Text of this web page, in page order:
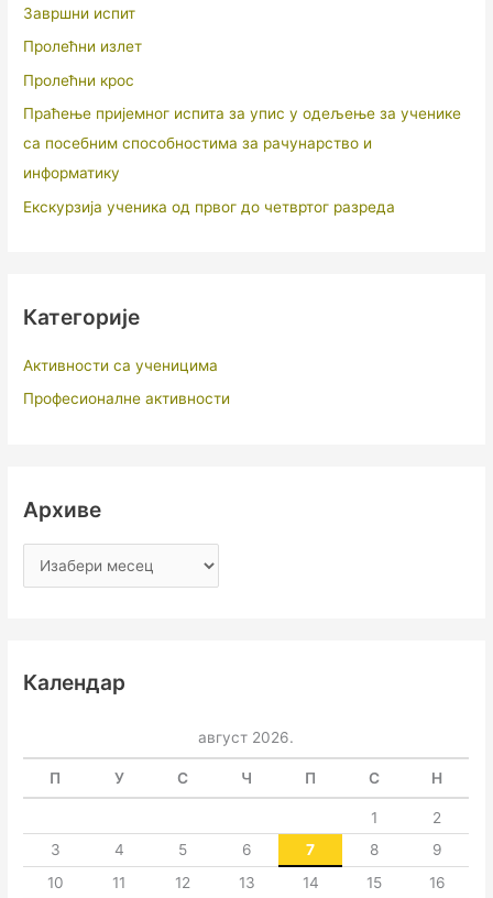
Завршни испит
Пролећни излет
Пролећни крос
Праћење пријемног испита за упис у одељење за ученике
са посебним способностима за рачунарство и
информатику
Екскурзија ученика од првог до четвртог разреда
Категорије
Активности са ученицима
Професионалне активности
Архиве
Календар
август 2026.
П У С Ч П С Н
1
2
3
4 5 6 7 8
9
10
11 12 13 14 15
16